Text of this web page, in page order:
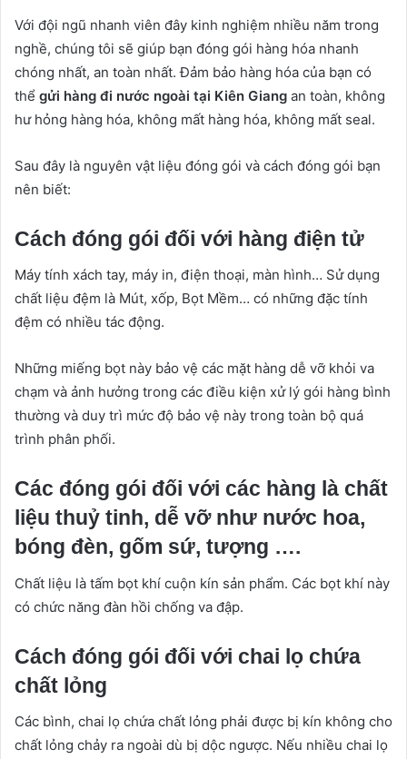
Với đội ngũ nhanh viên đây kinh nghiệm nhiều năm trong
nghề, chúng tôi sẽ giúp bạn đóng gói hàng hóa nhanh
chóng nhất, an toàn nhất. Đảm bảo hàng hóa của bạn có
thể gửi hàng đi nước ngoài tại Kiên Giang an toàn, không
hư hỏng hàng hóa, không mất hàng hóa, không mất seal.
Sau đây là nguyên vật liệu đóng gói và cách đóng gói bạn
nên biết:
Cách đóng gói đối với hàng điện tử
Máy tính xách tay, máy in, điện thoại, màn hình… Sử dụng
chất liệu đệm là Mút, xốp, Bọt Mềm… có những đặc tính
đệm có nhiều tác động.
Những miếng bọt này bảo vệ các mặt hàng dễ vỡ khỏi va
chạm và ảnh hưởng trong các điều kiện xử lý gói hàng bình
thường và duy trì mức độ bảo vệ này trong toàn bộ quá
trình phân phối.
Các đóng gói đối với các hàng là chất
liệu thuỷ tinh, dễ vỡ như nước hoa,
bóng đèn, gốm sứ, tượng ….
Chất liệu là tấm bọt khí cuộn kín sản phẩm. Các bọt khí này
có chức năng đàn hồi chống va đập.
Cách đóng gói đối với chai lọ chứa
chất lỏng
Các bình, chai lọ chứa chất lỏng phải được bị kín không cho
chất lỏng chảy ra ngoài dù bị dộc ngược. Nếu nhiều chai lọ